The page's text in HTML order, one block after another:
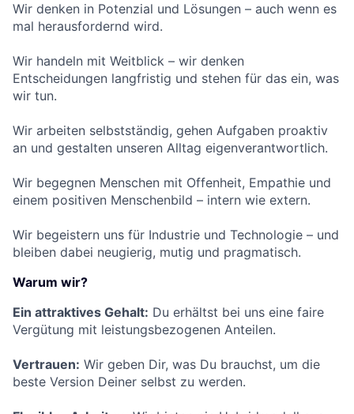
Wir denken in Potenzial und Lösungen – auch wenn es
mal herausfordernd wird.
Wir handeln mit Weitblick – wir denken
Entscheidungen langfristig und stehen für das ein, was
wir tun.
Wir arbeiten selbstständig, gehen Aufgaben proaktiv
an und gestalten unseren Alltag eigenverantwortlich.
Wir begegnen Menschen mit Offenheit, Empathie und
einem positiven Menschenbild – intern wie extern.
Wir begeistern uns für Industrie und Technologie – und
bleiben dabei neugierig, mutig und pragmatisch.
Warum wir?
Ein attraktives Gehalt: Du erhältst bei uns eine faire
Vergütung mit leistungsbezogenen Anteilen.
Vertrauen: Wir geben Dir, was Du brauchst, um die
beste Version Deiner selbst zu werden.